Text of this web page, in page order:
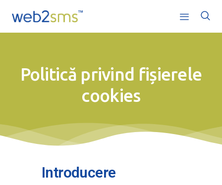
Politică privind fișierele
cookies
Servicii
Companie
Introducere